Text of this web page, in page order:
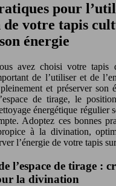
pour
de votre tapis
énergie
de l’utiliser et de
et préserver son
de tirage, le
énergétique régulier
Adoptez ces bonnes
à la divination,
l’énergie de votre tapis
l’espace de tirage :
la divination